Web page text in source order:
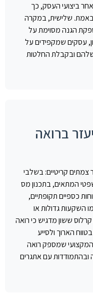
ביצועי העסק, כך
באמת. שלישית, במקרה
הגנה מסוימת על
עסקים שמקפידים על
שלהם ובקבלת החלטות
ברואה
צמתים קריטיים: בשלבי
המתאים, בתכנון מס
כספיים תקופתיים,
השקעות גדולות או
ששון מדגיש כי רואה
הארוך ולסייע
המקצועי שמספק רואה
ובהתמודדות עם אתגרים